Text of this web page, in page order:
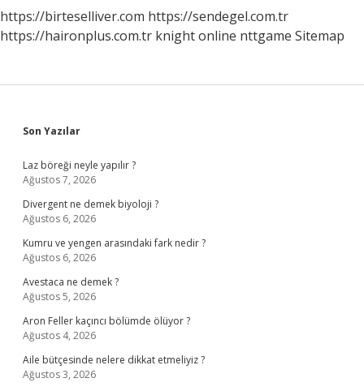
https://birteselliver.com https://sendegel.com.tr
https://haironplus.com.tr knight online nttgame Sitemap
Sidebar
Son Yazılar
Laz böreği neyle yapılır ?
Ağustos 7, 2026
Divergent ne demek biyoloji ?
Ağustos 6, 2026
Kumru ve yengen arasındaki fark nedir ?
Ağustos 6, 2026
Avestaca ne demek ?
Ağustos 5, 2026
Aron Feller kaçıncı bölümde ölüyor ?
Ağustos 4, 2026
Aile bütçesinde nelere dikkat etmeliyiz ?
Ağustos 3, 2026